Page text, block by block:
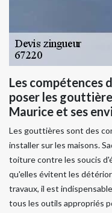
Les compétences
poser les
Maurice et ses
Les gouttières sont des
installer sur les maisons.
toiture contre les soucis
qu'elles évitent les
travaux, il est
tous les outils appropriés